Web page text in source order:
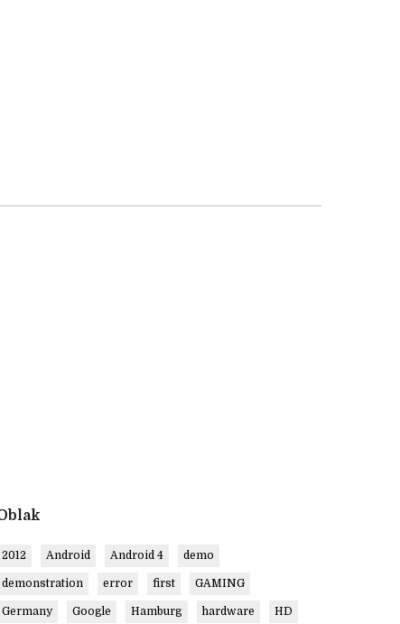
2012 Android Android 4 demo
demonstration error first GAMING
Germany Google Hamburg hardware HD